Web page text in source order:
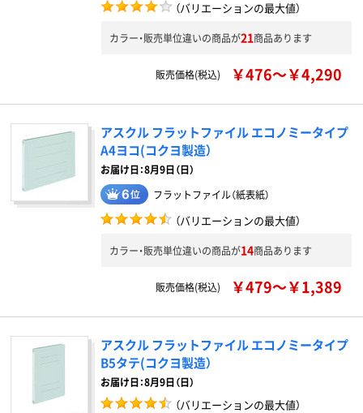
（バリエーションの最大値）
カラー・販売単位違いの商品が21商品あります
販売価格(税込) ￥476～￥4,290
アスクル フラットファイル エコノミータイプ
A4ヨコ(コクヨ製造）
お届け日：8月9日（日）
フラットファイル（紙表紙）
（バリエーションの最大値）
カラー・販売単位違いの商品が14商品あります
販売価格(税込) ￥479～￥1,389
アスクル フラットファイル エコノミータイプ
B5タテ(コクヨ製造）
お届け日：8月9日（日）
（バリエーションの最大値）